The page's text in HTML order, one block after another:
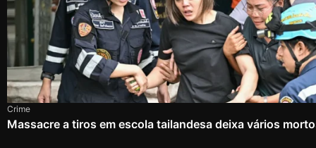
Crime
Massacre a tiros em escola tailandesa deixa vários